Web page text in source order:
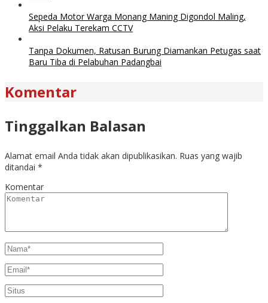
Sepeda Motor Warga Monang Maning Digondol Maling,
Aksi Pelaku Terekam CCTV
Tanpa Dokumen, Ratusan Burung Diamankan Petugas saat
Baru Tiba di Pelabuhan Padangbai
Komentar
Tinggalkan Balasan
Alamat email Anda tidak akan dipublikasikan. Ruas yang wajib
ditandai *
Komentar